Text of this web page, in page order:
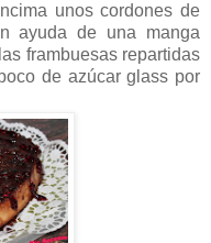
unos cordones de
ayuda de una manga
frambuesas repartidas
de azúcar glass por